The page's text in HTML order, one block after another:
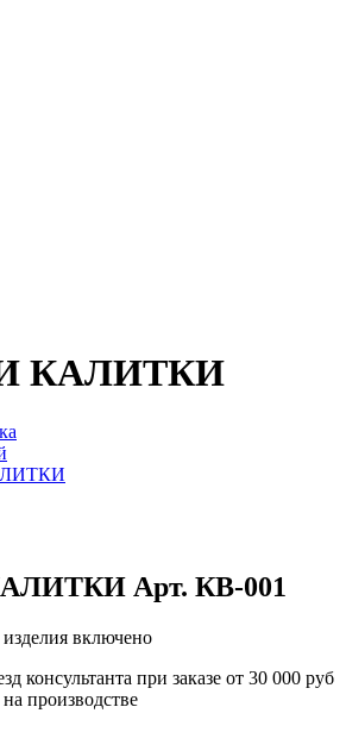
КАЛИТКИ
Арт. КВ-001
включено
консультанта при заказе от 30 000 руб
производстве